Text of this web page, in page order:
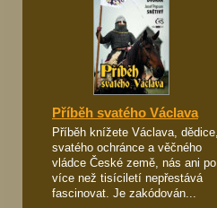
Příběh svatého Václava
Příběh knížete Václava, dědice,
svatého ochránce a věčného
vládce České země, nás ani po
více než tisíciletí nepřestává
fascinovat. Je zakódován...